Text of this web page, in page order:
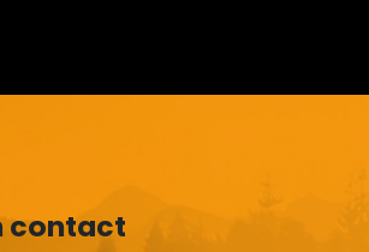
contact